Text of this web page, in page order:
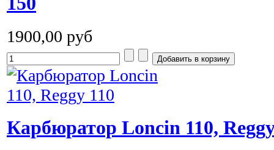
1900,00 руб
Карбюратор Loncin 110,